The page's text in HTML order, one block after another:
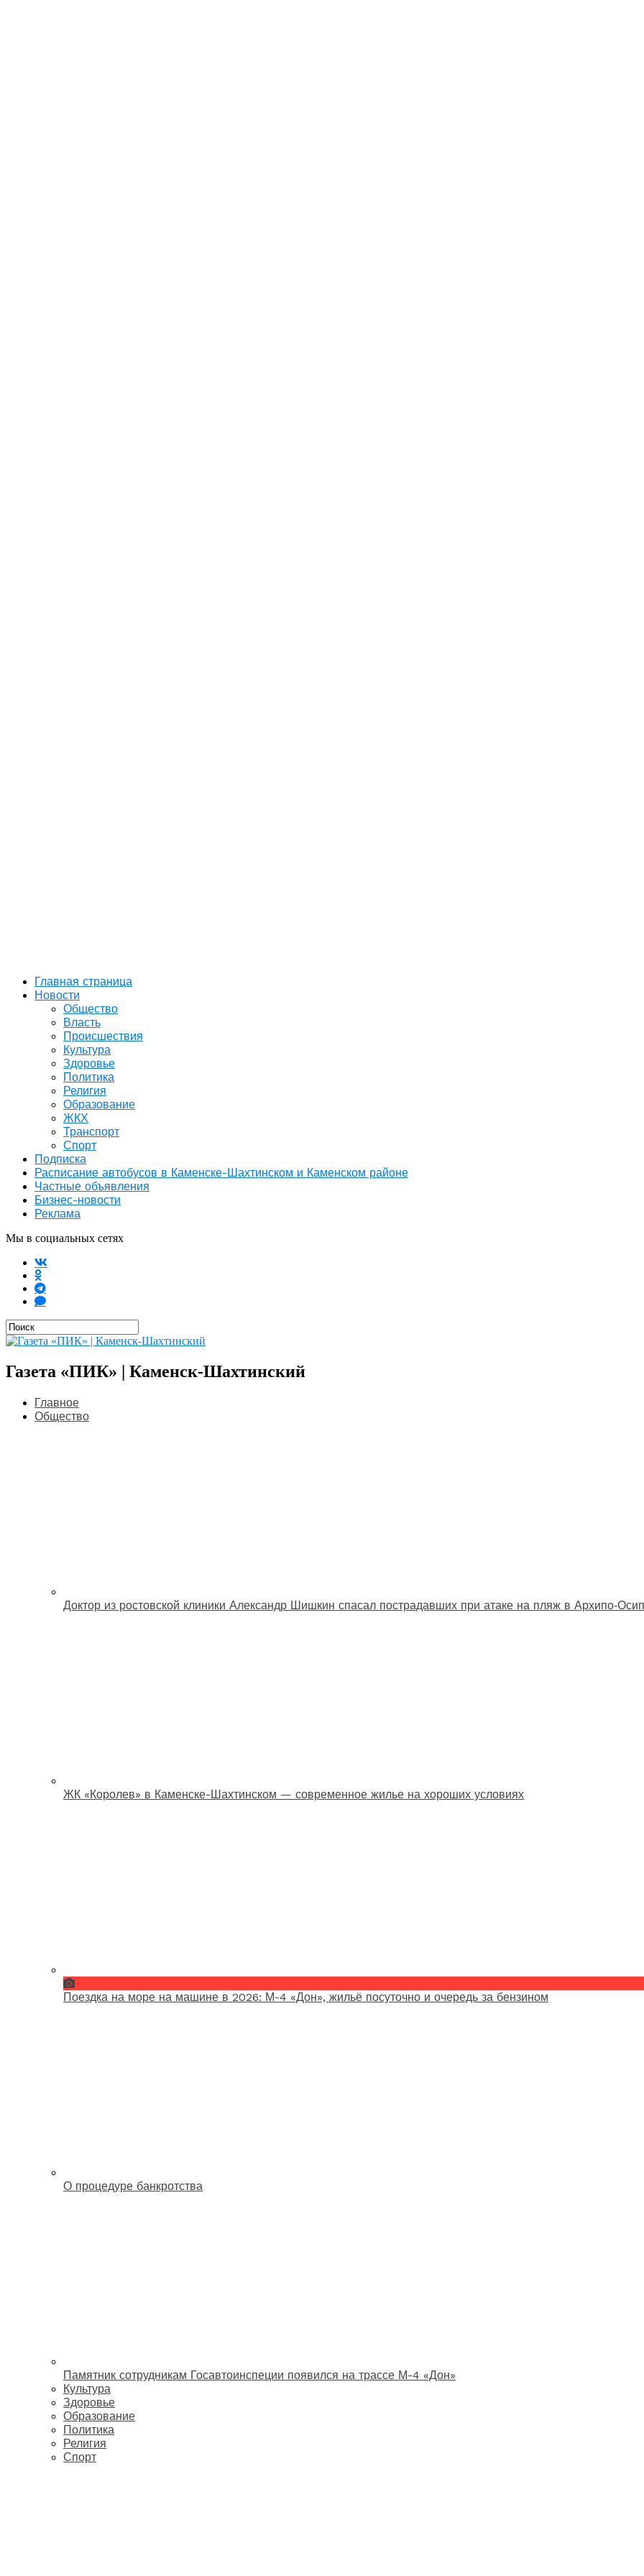
Главная страница
Новости
Общество
Власть
Происшествия
Культура
Здоровье
Политика
Религия
Образование
ЖКХ
Транспорт
Спорт
Подписка
Расписание автобусов в Каменске-Шахтинском и Каменском районе
Частные объявления
Бизнес-новости
Реклама
Мы в социальных сетях
Газета «ПИК» | Каменск-Шахтинский
Главное
Общество
Доктор из ростовской клиники Александр Шишкин спасал пострадавших при атаке на пляж в
ЖК «Королев» в Каменске-Шахтинском — современное жилье на хороших условиях
Поездка на море на машине в 2026: М-4 «Дон», жильё посуточно и очередь за бензином
О процедуре банкротства
Памятник сотрудникам Госавтоинспеции появился на трассе М-4 «Дон»
Культура
Здоровье
Образование
Политика
Религия
Спорт